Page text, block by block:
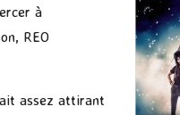
à
REO
assez attirant